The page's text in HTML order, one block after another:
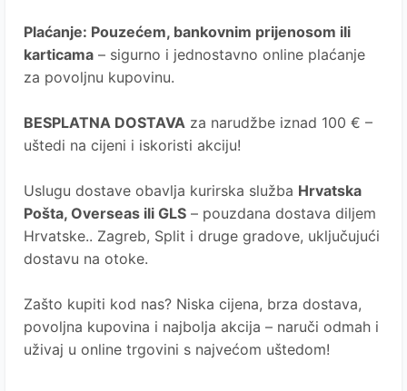
Plaćanje: Pouzećem, bankovnim prijenosom ili
karticama – sigurno i jednostavno online plaćanje
za povoljnu kupovinu.
BESPLATNA DOSTAVA za narudžbe iznad 100 € –
uštedi na cijeni i iskoristi akciju!
Uslugu dostave obavlja kurirska služba Hrvatska
Pošta, Overseas ili GLS – pouzdana dostava diljem
Hrvatske.. Zagreb, Split i druge gradove, uključujući
dostavu na otoke.
Zašto kupiti kod nas? Niska cijena, brza dostava,
povoljna kupovina i najbolja akcija – naruči odmah i
uživaj u online trgovini s najvećom uštedom!